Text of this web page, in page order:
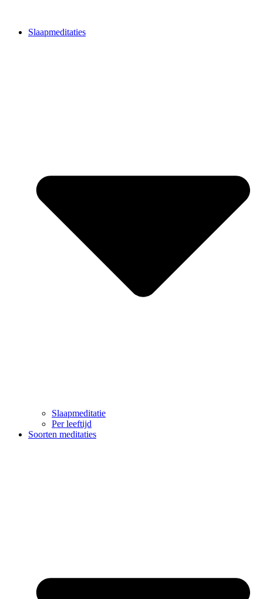
Slaapmeditaties
Slaapmeditatie
Per leeftijd
Soorten meditaties